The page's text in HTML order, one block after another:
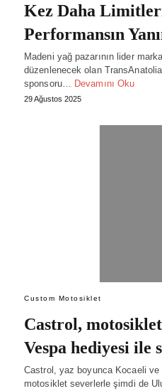
Kez Daha
Performansın
Madeni yağ pazarının lider
düzenlenecek olan
sponsoru… Devamını Oku
29 Ağustos 2025
Custom Motosiklet
Castrol,
Vespa hediyesi ile
Castrol, yaz boyunca Kocaeli ve
motosiklet severlerle şimdi de